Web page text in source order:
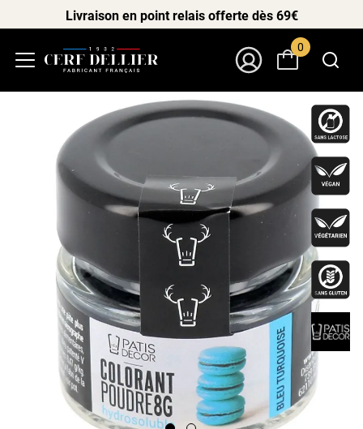
Livraison en point relais offerte dès 69€
0